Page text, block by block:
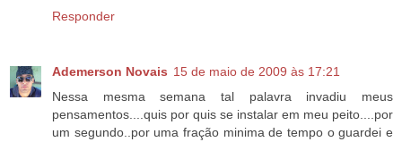
Responder
Ademerson Novais 15 de maio de 2009 às 17:21
Nessa mesma semana tal palavra invadiu meus
pensamentos....quis por quis se instalar em meu peito....por
um segundo..por uma fração minima de tempo o guardei e